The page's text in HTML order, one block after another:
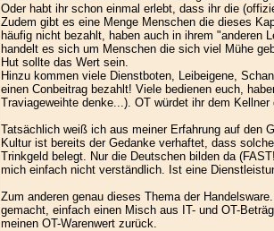
Oder habt ihr schon einmal erlebt, dass ihr die
Zudem gibt es eine Menge Menschen die dieses
häufig nicht bezahlt, haben auch in ihrem "anderen
handelt es sich um Menschen die sich viel Mühe
Hut sollte das Wert sein.
Hinzu kommen viele Dienstboten, Leibeigene,
einen Conbeitrag bezahlt! Viele bedienen euch,
Traviageweihte denke...). OT würdet ihr dem
Tatsächlich weiß ich aus meiner Erfahrung auf den
Kultur ist bereits der Gedanke verhaftet, dass
Trinkgeld belegt. Nur die Deutschen bilden da
mich einfach nicht verständlich. Ist eine
Zum anderen genau dieses Thema der
gemacht, einfach einen Misch aus IT- und OT-
meinen OT-Warenwert zurück.